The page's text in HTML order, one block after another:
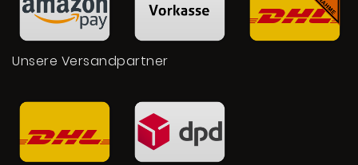
Unsere Versandpartner